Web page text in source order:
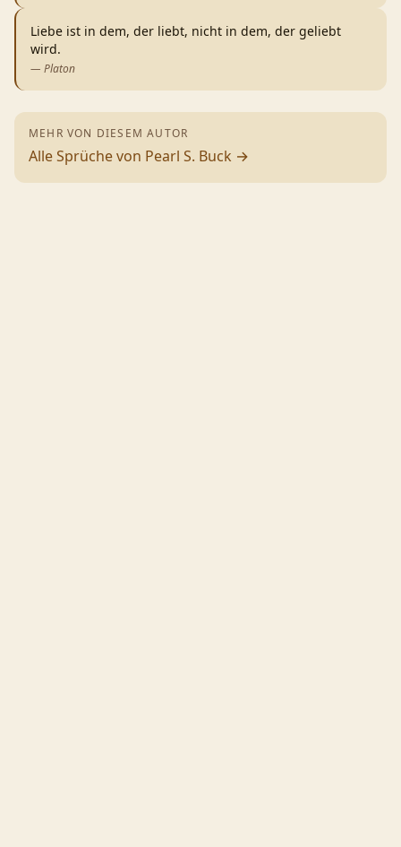
Liebe ist in dem, der liebt, nicht in dem, der geliebt
wird.
— Platon
MEHR VON DIESEM AUTOR
Alle Sprüche von Pearl S. Buck →